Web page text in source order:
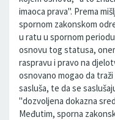
imaoca prava". Prema
spornom zakonskom
u ratu u spornom
osnovu tog statusa,
raspravu i pravo na
osnovano mogao da
sasluša, te da se
"dozvoljena dokazna
Međutim, sporna